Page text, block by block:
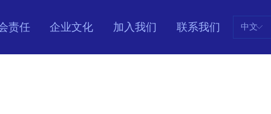
责任 企业文化 加入我们 联系我们 ꀅ
中文